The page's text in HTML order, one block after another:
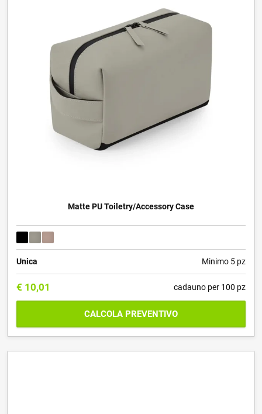
Matte PU Toiletry/Accessory Case
Unica Minimo 5 pz
€ 10,01 cadauno per 100 pz
CALCOLA PREVENTIVO